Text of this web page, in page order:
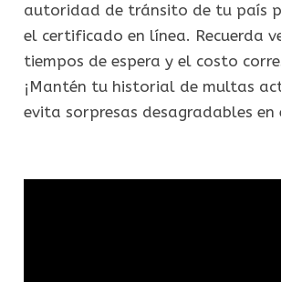
autoridad de tránsito de tu país
el certificado en línea. Recuerda
tiempos de espera y el costo
¡Mantén tu historial de multas
evita sorpresas desagradables